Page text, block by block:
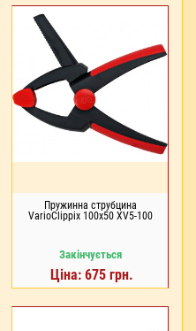
Пружинна струбцина
VarioClippix 100x50 XV5-100
Закінчується
Ціна: 675 грн.